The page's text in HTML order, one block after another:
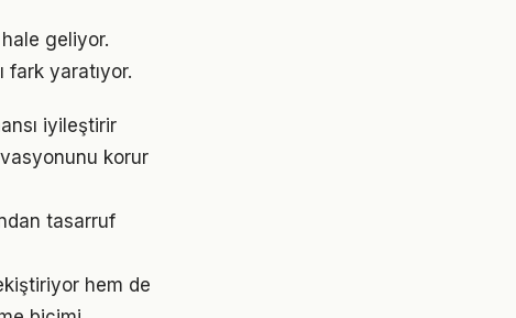
geliyor.
fark yaratıyor.
iyileştirir
korur
tasarruf
hem de